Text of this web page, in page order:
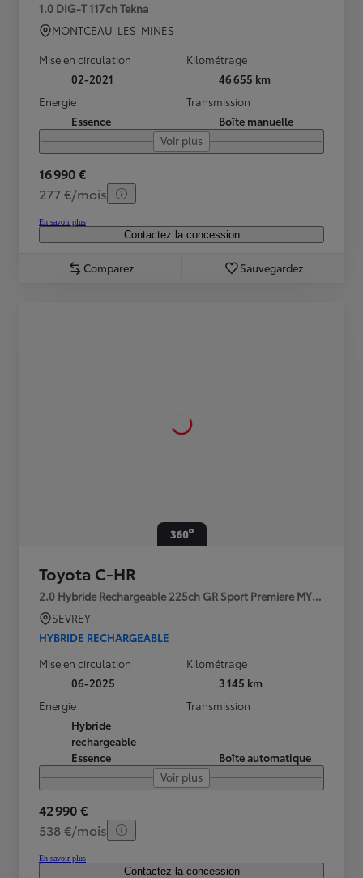
1.0 DIG-T 117ch Tekna
MONTCEAU-LES-MINES
Mise en circulation
02-2021
Kilométrage
46 655 km
Energie
Essence
Transmission
Boîte manuelle
Voir plus
16 990 €
277 €/mois
En savoir plus
Contactez la concession
Comparez Sauvegardez
Toyota C-HR
2.0 Hybride Rechargeable 225ch GR Sport Premiere MY25
SEVREY
HYBRIDE RECHARGEABLE
Mise en circulation
06-2025
Kilométrage
3 145 km
Energie
Hybride
rechargeable
Essence
Transmission
Boîte automatique
Voir plus
42 990 €
538 €/mois
En savoir plus
Contactez la concession